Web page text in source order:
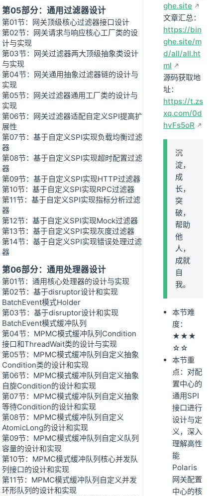
第05部分：通用过滤器设计
第01节：网关顶级核心过滤器接口设计
第02节：网关请求与响应核心工厂类的设
计与实现
第03节：网关过滤器两大顶级抽象类设计
与实现
第04节：网关通用抽象过滤器链的设计与
实现
第05节：网关过滤器通用工厂类的设计与
实现
第06节：网关过滤器适配自定义SPI提高扩
展性
第07节：基于自定义SPI实现负载均衡过滤
器
第08节：基于自定义SPI实现超时配置过滤
器
第09节：基于自定义SPI实现HTTP过滤器
第10节：基于自定义SPI实现RPC过滤器
第11节：基于自定义SPI实现指标分析过滤
器
第12节：基于自定义SPI实现Mock过滤器
第13节：基于自定义SPI实现灰度过滤器
第14节：基于自定义SPI实现错误处理过滤
器
第06部分：通用处理器设计
第01节：通用核心处理器的设计与实现
第02节：基于disruptor设计和实现
BatchEvent模式Holder
第03节：基于disruptor设计和实现
BatchEvent模式缓冲队列
第04节：MPMC模式缓冲队列Condition
接口和ThreadWait类的设计与实现
第05节：MPMC模式缓冲队列自定义抽象
Condition类的设计和实现
第06节：MPMC模式缓冲队列自定义抽象
自旋Condition的设计和实现
第07节：MPMC模式缓冲队列自定义抽象
等待Condition的设计和实现
第08节：MPMC模式缓冲队列自定义
AtomicLong的设计和实现
第09节：MPMC模式缓冲队列自定义队列
容量的设计和实现
第10节：MPMC模式缓冲队列核心并发队
列接口的设计和实现
第11节：MPMC模式缓冲队列自定义并发
环形队列的设计和实现
ghe.site
文章汇总：
https://bin
ghe.site/m
d/all/all.ht
ml
源码获取地
址：
https://t.zs
xq.com/0d
hvFs5oR
沉
淀，
成
长，
突
破，
帮助
他
人，
成就
自
我。
本节难
度：
★★★
☆☆
本节重
点：对配
置中心的
通用SPI
接口进行
设计与定
义，深入
理解高性
能
Polaris
网关配置
中心的核